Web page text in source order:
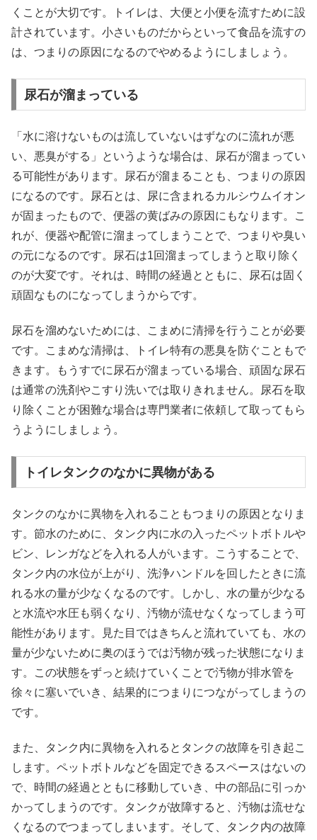
くことが大切です。トイレは、大便と小便を流すために設
計されています。小さいものだからといって食品を流すの
は、つまりの原因になるのでやめるようにしましょう。
尿石が溜まっている
「水に溶けないものは流していないはずなのに流れが悪
い、悪臭がする」というような場合は、尿石が溜まってい
る可能性があります。尿石が溜まることも、つまりの原因
になるのです。尿石とは、尿に含まれるカルシウムイオン
が固まったもので、便器の黄ばみの原因にもなります。こ
れが、便器や配管に溜まってしまうことで、つまりや臭い
の元になるのです。尿石は1回溜まってしまうと取り除く
のが大変です。それは、時間の経過とともに、尿石は固く
頑固なものになってしまうからです。
尿石を溜めないためには、こまめに清掃を行うことが必要
です。こまめな清掃は、トイレ特有の悪臭を防ぐこともで
きます。もうすでに尿石が溜まっている場合、頑固な尿石
は通常の洗剤やこすり洗いでは取りきれません。尿石を取
り除くことが困難な場合は専門業者に依頼して取ってもら
うようにしましょう。
トイレタンクのなかに異物がある
タンクのなかに異物を入れることもつまりの原因となりま
す。節水のために、タンク内に水の入ったペットボトルや
ビン、レンガなどを入れる人がいます。こうすることで、
タンク内の水位が上がり、洗浄ハンドルを回したときに流
れる水の量が少なくなるのです。しかし、水の量が少なる
と水流や水圧も弱くなり、汚物が流せなくなってしまう可
能性があります。見た目ではきちんと流れていても、水の
量が少ないために奥のほうでは汚物が残った状態になりま
す。この状態をずっと続けていくことで汚物が排水管を
徐々に塞いでいき、結果的につまりにつながってしまうの
です。
また、タンク内に異物を入れるとタンクの故障を引き起こ
します。ペットボトルなどを固定できるスペースはないの
で、時間の経過とともに移動していき、中の部品に引っか
かってしまうのです。タンクが故障すると、汚物は流せな
くなるのでつまってしまいます。そして、タンク内の故障